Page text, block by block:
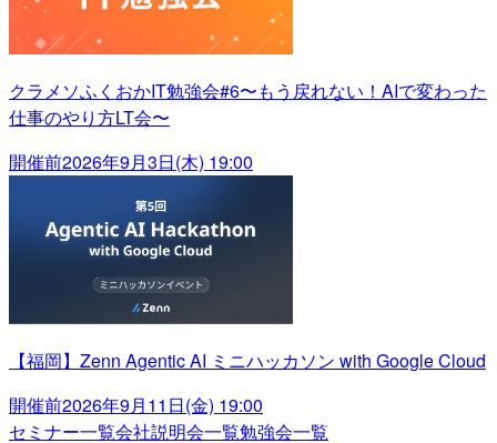
クラメソふくおかIT勉強会#6〜もう戻れない！AIで変わった
仕事のやり方LT会〜
開催前2026年9月3日(木) 19:00
【福岡】Zenn Agentic AI ミニハッカソン with Google Cloud
開催前2026年9月11日(金) 19:00
セミナー一覧会社説明会一覧勉強会一覧